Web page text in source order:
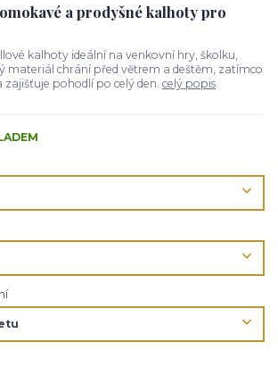
a prodyšné kalhoty pro
kalhoty ideální na venkovní hry, školku,
materiál chrání před větrem a deštěm, zatímco
pohodlí po celý den. celý popis